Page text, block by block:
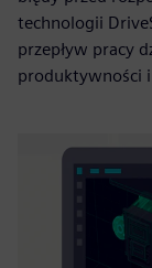
technologii
przepływ pracy
produktywności